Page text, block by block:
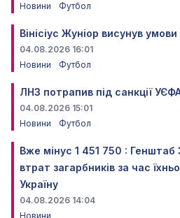
Новини
Футбол
Вінісіус Жуніор висунув
04.08.2026 16:01
Новини
Футбол
ЛНЗ потрапив під санкції
04.08.2026 15:01
Новини
Футбол
Вже мінус 1 451 750 : Генштаб
втрат загарбників за час
Україну
04.08.2026 14:04
Новини